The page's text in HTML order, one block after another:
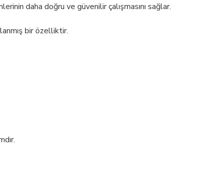
daha doğru ve güvenilir çalışmasını sağlar.
bir özelliktir.